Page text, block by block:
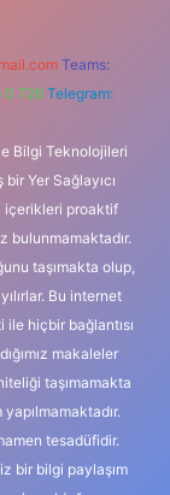
Teams:
0 726 Telegram:
Bilgi Teknolojileri
Yer Sağlayıcı
içerikleri proaktif
bulunmamaktadır.
taşımakta olup,
Bu internet
hiçbir bağlantısı
makaleler
taşımamakta
tesadüfidir.
bir bilgi paylaşım